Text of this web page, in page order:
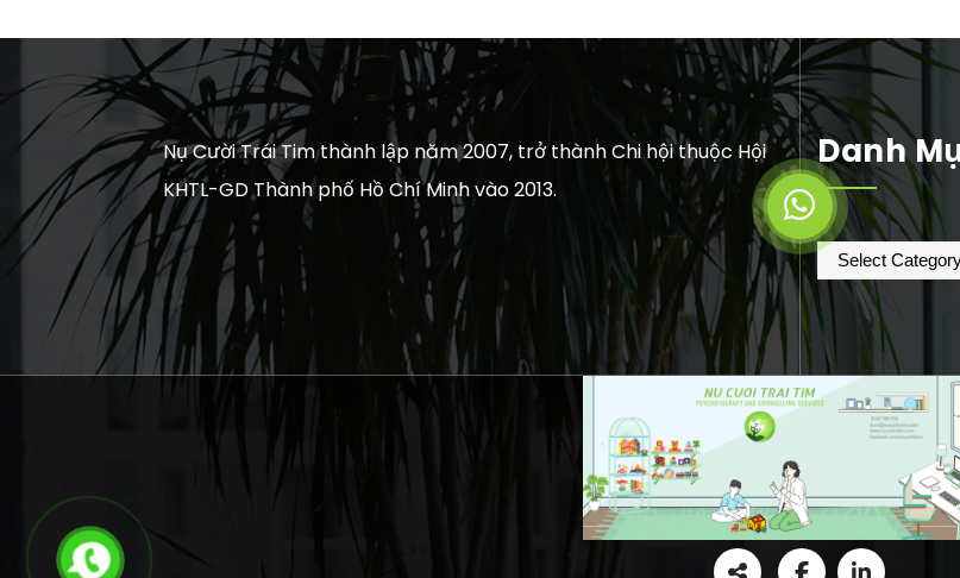
Nụ Cười Trái Tim thành lập năm 2007, trở thành Chi hội thuộc Hội
KHTL-GD Thành phố Hồ Chí Minh vào 2013.
Danh
Danh
mục